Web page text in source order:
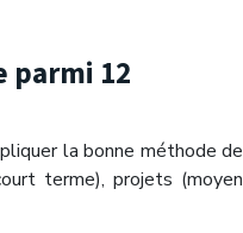
parmi 12
la bonne méthode de
terme), projets (moyen